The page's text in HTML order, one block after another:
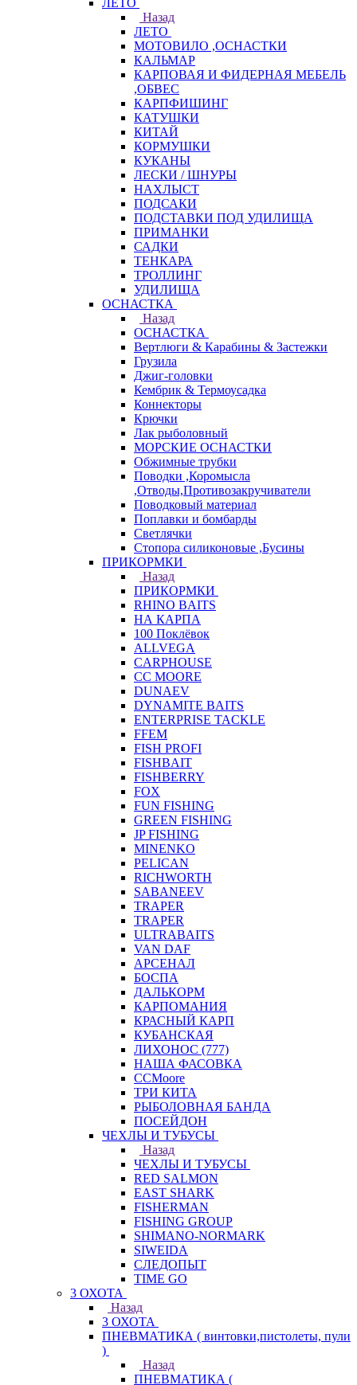
ЛЕТО
Назад
ЛЕТО
МОТОВИЛО ,ОСНАСТКИ
КАЛЬМАР
КАРПОВАЯ И ФИДЕРНАЯ МЕБЕЛЬ
,ОБВЕС
КАРПФИШИНГ
КАТУШКИ
КИТАЙ
КОРМУШКИ
КУКАНЫ
ЛЕСКИ / ШНУРЫ
НАХЛЫСТ
ПОДСАКИ
ПОДСТАВКИ ПОД УДИЛИЩА
ПРИМАНКИ
САДКИ
ТЕНКАРА
ТРОЛЛИНГ
УДИЛИЩА
ОСНАСТКА
Назад
ОСНАСТКА
Вертлюги & Карабины & Застежки
Грузила
Джиг-головки
Кембрик & Термоусадка
Коннекторы
Крючки
Лак рыболовный
МОРСКИЕ ОСНАСТКИ
Обжимные трубки
Поводки ,Коромысла
,Отводы,Противозакручиватели
Поводковый материал
Поплавки и бомбарды
Светлячки
Стопора силиконовые ,Бусины
ПРИКОРМКИ
Назад
ПРИКОРМКИ
RHINO BAITS
НА КАРПА
100 Поклёвок
ALLVEGA
CARPHOUSE
CC MOORE
DUNAEV
DYNAMITE BAITS
ENTERPRISE TACKLE
FFEM
FISH PROFI
FISHBAIT
FISHBERRY
FOX
FUN FISHING
GREEN FISHING
JP FISHING
MINENKO
PELICAN
RICHWORTH
SABANEEV
TRAPER
TRAPER
ULTRABAITS
VAN DAF
АРСЕНАЛ
БОСПА
ДАЛЬКОРМ
КАРПОМАНИЯ
КРАСНЫЙ КАРП
КУБАНСКАЯ
ЛИХОНОС (777)
НАША ФАСОВКА
СCMoore
ТРИ КИТА
РЫБОЛОВНАЯ БАНДА
ПОСЕЙДОН
ЧЕХЛЫ И ТУБУСЫ
Назад
ЧЕХЛЫ И ТУБУСЫ
RED SALMON
EAST SHARK
FISHERMAN
FISHING GROUP
SHIMANO-NORMARK
SIWEIDA
СЛЕДОПЫТ
TIME GO
3 ОХОТА
Назад
3 ОХОТА
ПНЕВМАТИКА ( винтовки,пистолеты, пули
)
Назад
ПНЕВМАТИКА (